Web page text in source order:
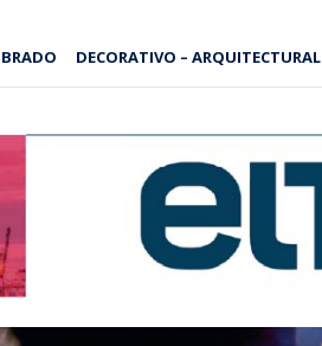
DECORATIVO – ARQUITECTURAL